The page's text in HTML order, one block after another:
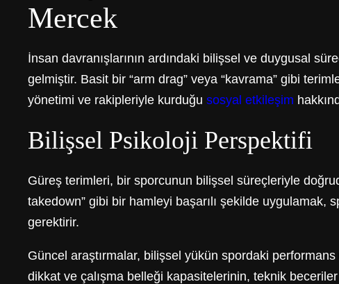
Mercek
İnsan davranışlarının ardındaki bilişsel ve duygusal
gelmiştir. Basit bir “arm drag” veya “kavrama” gibi
yönetimi ve rakipleriyle kurduğu sosyal etkileşim
Bilişsel Psikoloji Perspektifi
Güreş terimleri, bir sporcunun bilişsel süreçleriyle
takedown” gibi bir hamleyi başarılı şekilde uygulamak,
gerektirir.
Güncel araştırmalar, bilişsel yükün spordaki
dikkat ve çalışma belleği kapasitelerinin, teknik